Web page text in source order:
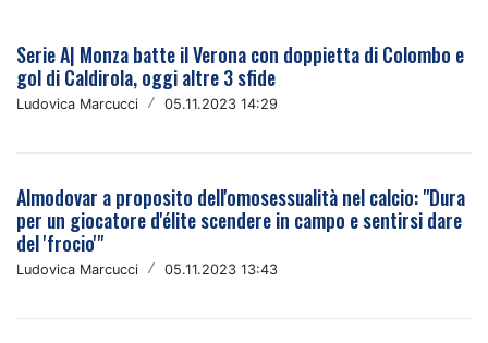
Serie A| Monza batte il Verona con doppietta di Colombo e
gol di Caldirola, oggi altre 3 sfide
Ludovica Marcucci / 05.11.2023 14:29
Almodovar a proposito dell'omosessualità nel calcio: "Dura
per un giocatore d'élite scendere in campo e sentirsi dare
del 'frocio'"
Ludovica Marcucci / 05.11.2023 13:43